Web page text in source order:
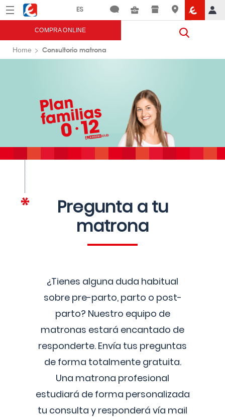
Menú Eroski
COMPRA ONLINE
Home Consultorio matrona
Pregunta a tu
matrona
¿Tienes alguna duda habitual
sobre pre-parto, parto o post-
parto? Nuestro equipo de
matronas estará encantado de
responderte. Envía tus preguntas
de forma totalmente gratuita.
Una matrona profesional
estudiará de forma personalizada
tu consulta y responderá vía mail